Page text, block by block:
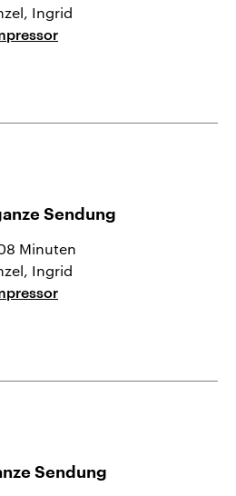
Ingrid
Sendung
Minuten
Ingrid
Sendung